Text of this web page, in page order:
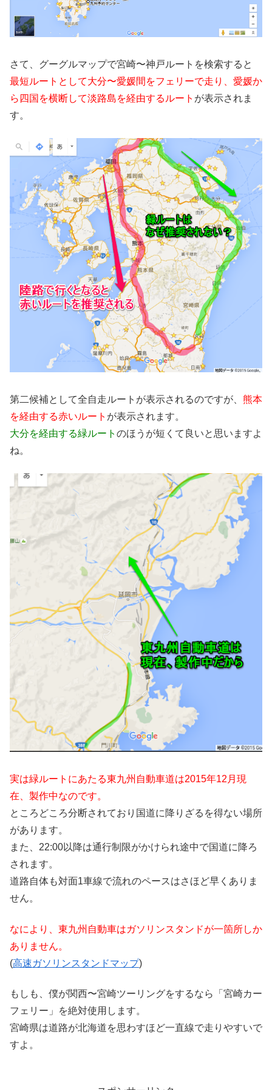
さて、グーグルマップで宮崎〜神戸ルートを検索すると
最短ルートとして大分〜愛媛間をフェリーで走り、愛媛か
ら四国を横断して淡路島を経由するルート が表示されま
す。
第二候補として全自走ルートが表示されるのですが、 熊本
を経由する赤いルート が表示されます。
大分を経由する緑ルート のほうが短くて良いと思いますよ
ね。
実は緑ルートにあたる東九州自動車道は2015年12月現
在、製作中なのです。
ところどころ分断されており国道に降りざるを得ない場所
があります。
また、22:00以降は通行制限がかけられ途中で国道に降ろ
されます。
道路自体も対面1車線で流れのペースはさほど早くありま
せん。
なにより、東九州自動車はガソリンスタンドが一箇所しか
ありません。
(高速ガソリンスタンドマップ)
もしも、僕が関西〜宮崎ツーリングをするなら「宮崎カー
フェリー」を絶対使用します。
宮崎県は道路が北海道を思わすほど一直線で走りやすいで
すよ。